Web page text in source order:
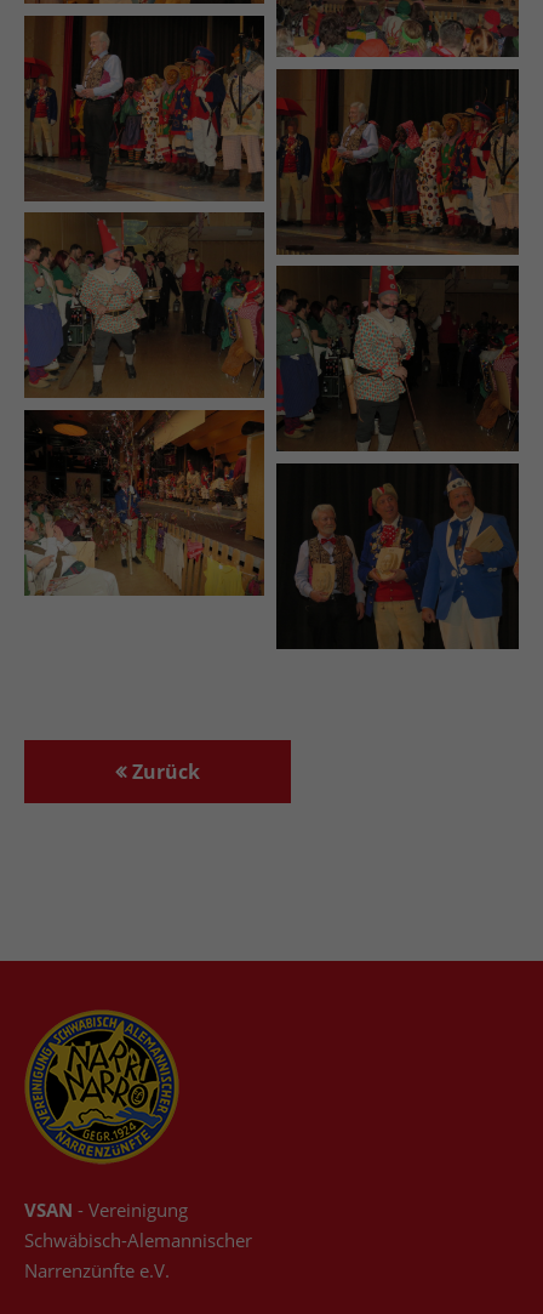
Zurück
VSAN - Vereinigung
Schwäbisch-Alemannischer
Narrenzünfte e.V.